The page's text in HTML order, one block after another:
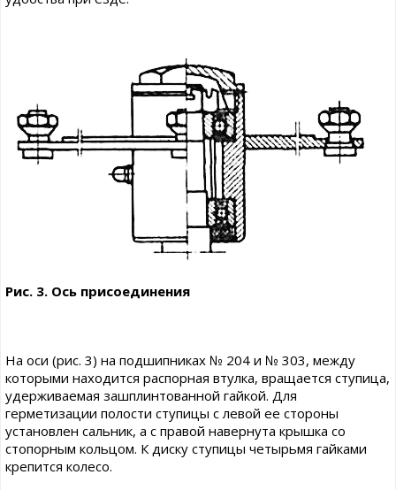
Рис. 3. Ось присоединения
На оси (рис. 3) на подшипниках № 204 и № 303, между
которыми находится распорная втулка, вращается ступица,
удерживаемая зашплинтованной гайкой. Для
герметизации полости ступицы с левой ее стороны
установлен сальник, а с правой навернута крышка со
стопорным кольцом. К диску ступицы четырьмя гайками
крепится колесо.